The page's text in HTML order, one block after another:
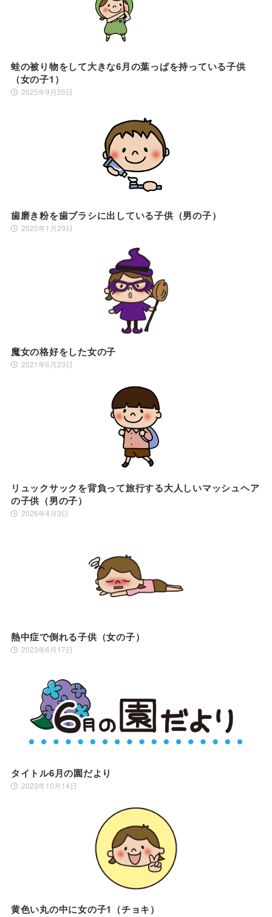
蛙の被り物をして大きな6月の葉っぱを持っている子供
（女の子1）
2025年9月26日
歯磨き粉を歯ブラシに出している子供（男の子）
2025年1月29日
魔女の格好をした女の子
2021年6月23日
リュックサックを背負って旅行する大人しいマッシュヘア
の子供（男の子）
2026年4月3日
熱中症で倒れる子供（女の子）
2023年6月17日
タイトル6月の園だより
2023年10月14日
黄色い丸の中に女の子1（チョキ）